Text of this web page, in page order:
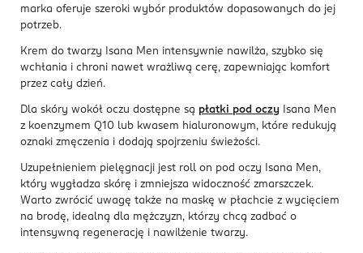
marka oferuje szeroki wybór produktów dopasowanych do jej
potrzeb.
Krem do twarzy Isana Men intensywnie nawilża, szybko się
wchłania i chroni nawet wrażliwą cerę, zapewniając komfort
przez cały dzień.
Dla skóry wokół oczu dostępne są płatki pod oczy Isana Men
z koenzymem Q10 lub kwasem hialuronowym, które redukują
oznaki zmęczenia i dodają spojrzeniu świeżości.
Uzupełnieniem pielęgnacji jest roll on pod oczy Isana Men,
który wygładza skórę i zmniejsza widoczność zmarszczek.
Warto zwrócić uwagę także na maskę w płachcie z wycięciem
na brodę, idealną dla mężczyzn, którzy chcą zadbać o
intensywną regenerację i nawilżenie twarzy.